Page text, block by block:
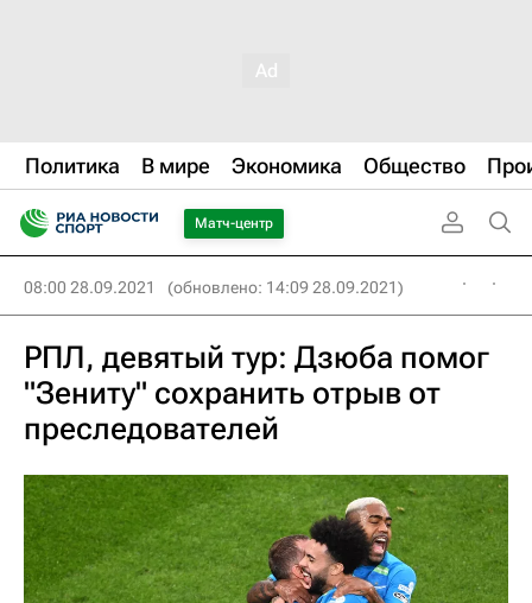
Политика В мире Экономика Общество
Матч-центр
08:00 28.09.2021 (обновлено: 14:09 28.09.2021)
РПЛ, девятый тур: Дзюба помог
"Зениту" сохранить отрыв от
преследователей